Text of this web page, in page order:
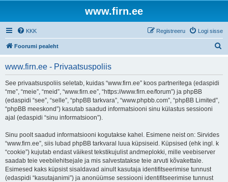
www.firn.ee
KKK Logi sisse
Registreeru
Foorumi pealeht
www.firn.ee - Privaatsuspoliis
See privaatsuspoliis seletab, kuidas “www.firn.ee” koos partneritega (edaspidi
“me”, “meie”, “meid”, “www.firn.ee”, “https://www.firn.ee/forum”) ja phpBB
(edaspidi “see”, “selle”, “phpBB tarkvara”, “www.phpbb.com”, “phpBB Limited”,
“phpBB meeskond”) kasutab saadud informatsiooni sinu külastus sessiooni
ajal (edaspidi “sinu informatsioon”).
Sinu poolt saadud informatsiooni kogutakse kahel. Esimene neist on: Sirvides
“www.firn.ee”, siis lubad phpBB tarkvaral luua küpsiseid. Küpsised (ehk ingl. k
“cookie”) kujutab endast väikest tekstikujulist andmeplokki, mille veebiserver
saadab teie veebilehitsejale ja mis salvestatakse teie arvuti kõvakettale.
Esimesed kaks küpsist sisaldavad ainult kasutaja identifitseerimise tunnust
(edaspidi “kasutajanimi”) ja anonüümse sessiooni identifitseerimise tunnust